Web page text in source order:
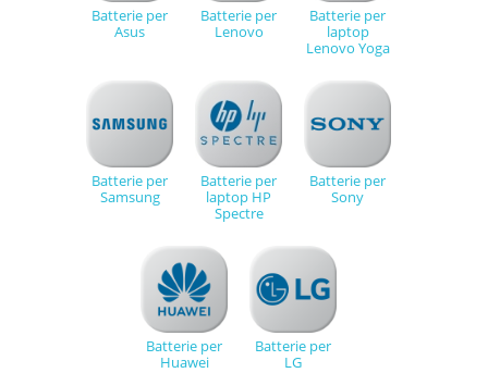
Batterie per
Asus
Batterie per
Lenovo
Batterie per
laptop
Lenovo Yoga
Batterie per
Samsung
Batterie per
laptop HP
Spectre
Batterie per
Sony
Batterie per
Huawei
Batterie per
LG